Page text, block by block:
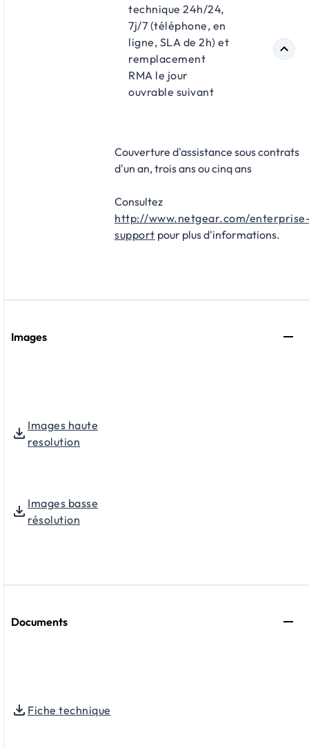
technique 24h/24,
7j/7 (téléphone, en
ligne, SLA de 2h) et
remplacement
RMA le jour
ouvrable suivant
Couverture d'assistance sous contrats
d'un an, trois ans ou cinq ans
Consultez
http://www.netgear.com/
support pour plus d'informations.
Images
Images haute
resolution
Images basse
résolution
Documents
Fiche technique